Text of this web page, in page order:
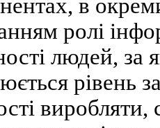
в
ролі
людей, за
рівень